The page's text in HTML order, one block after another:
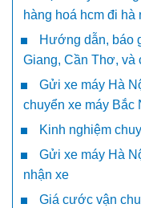
hàng hoá hcm đi hà
Hướng dẫn, báo
Giang, Cần Thơ, và
Gửi xe máy Hà
chuyển xe máy Bắc
Kinh nghiệm
Gửi xe máy Hà
nhận xe
Giá cước vận